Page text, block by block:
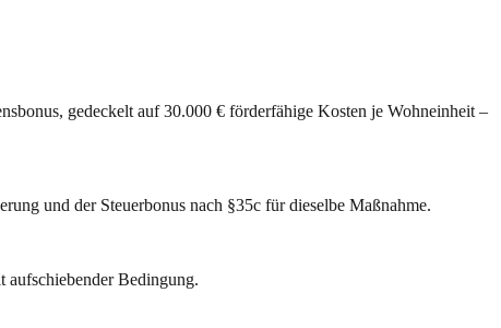
gedeckelt auf 30.000 € förderfähige Kosten je Wohneinheit –
und der Steuerbonus nach §35c für dieselbe Maßnahme.
Bedingung.